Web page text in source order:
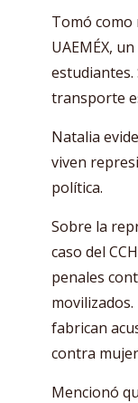
Tomó
UAEMÉX,
transporte
Natalia
viven
política.
Sobre la
caso del
penales
fabrican
contra
Mencionó